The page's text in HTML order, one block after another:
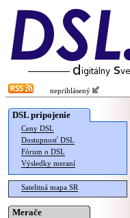
neprihlásený
DSL pripojenie
Ceny DSL
Dostupnosť DSL
Fórum o DSL
Výsledky meraní
Satelitná mapa SR
Merače